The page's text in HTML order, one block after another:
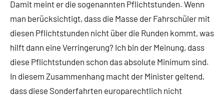
Damit meint er die sogenannten Pflichtstunden. Wenn
man berücksichtigt, dass die Masse der Fahrschüler mit
diesen Pflichtstunden nicht über die Runden kommt, was
hilft dann eine Verringerung? Ich bin der Meinung, dass
diese Pflichtstunden schon das absolute Minimum sind.
In diesem Zusammenhang macht der Minister geltend,
dass diese Sonderfahrten europarechtlich nicht